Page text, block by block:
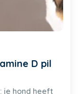
D pil
je hond heeft